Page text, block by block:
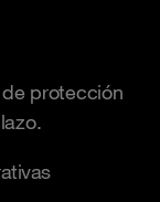
protección